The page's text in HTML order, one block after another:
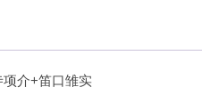
介+笛口雏实